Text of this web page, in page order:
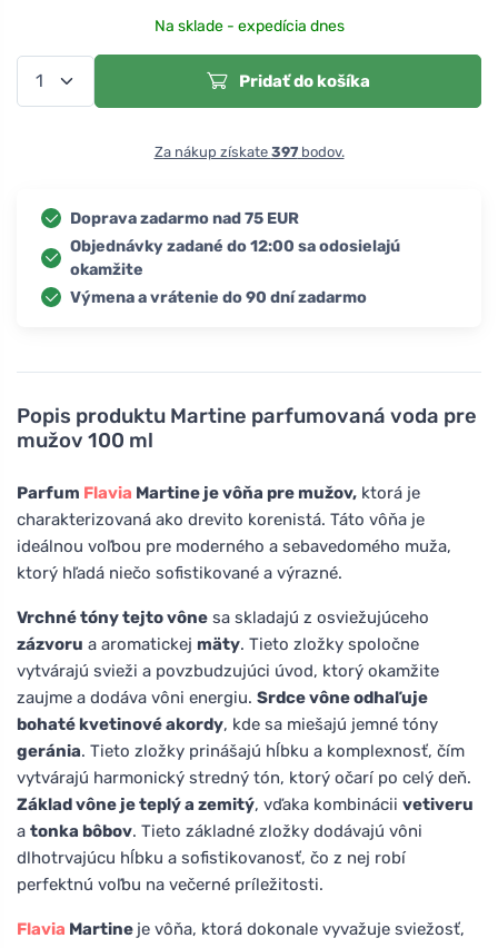
Popis produktu Martine parfumovaná voda pre
mužov 100 ml
Parfum Flavia Martine je vôňa pre mužov, ktorá je
charakterizovaná ako drevito korenistá. Táto vôňa je
ideálnou voľbou pre moderného a sebavedomého muža,
ktorý hľadá niečo sofistikované a výrazné.
Vrchné tóny tejto vône sa skladajú z osviežujúceho
zázvoru a aromatickej mäty. Tieto zložky spoločne
vytvárajú svieži a povzbudzujúci úvod, ktorý okamžite
zaujme a dodáva vôni energiu. Srdce vône odhaľuje
bohaté kvetinové akordy, kde sa miešajú jemné tóny
geránia. Tieto zložky prinášajú hĺbku a komplexnosť, čím
vytvárajú harmonický stredný tón, ktorý očarí po celý deň.
Základ vône je teplý a zemitý, vďaka kombinácii vetiveru
a tonka bôbov. Tieto základné zložky dodávajú vôni
dlhotrvajúcu hĺbku a sofistikovanosť, čo z nej robí
perfektnú voľbu na večerné príležitosti.
Flavia Martine je vôňa, ktorá dokonale vyvažuje sviežosť,
Na sklade - expedícia dnes
Pridať do košíka
Za nákup získate 397bodov.
Doprava zadarmo nad 75 EUR
Objednávky zadané do 12:00 sa odosielajú
okamžite
Výmena a vrátenie do 90 dní zadarmo